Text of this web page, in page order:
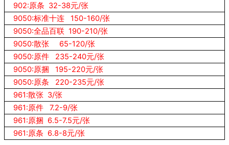
902:原条 32-38元/张
9050:标准十连 150-160/张
9050:全品百联 190-210/张
9050:散张 65-120/张
9050:原件 235-240元/张
9050:原捆 195-220元/张
9050:原条 220-235元/张
961:散张 3/张
961:原件 7.2-9/张
961:原捆 6.5-7.5元/张
961:原条 6.8-8元/张